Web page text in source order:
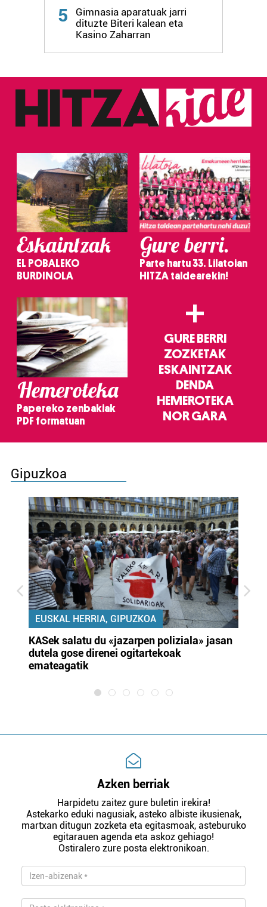
zerbitzuak hobetzeko asmoz, cookie teknologiaz
baliatzen gara. Ohar hau onartuz gero, teknologia hori
5
Gimnasia aparatuak jarri
dituzte Biteri kalean eta
Kasino Zaharran
Eskaintzak
EL POBALEKO
BURDINOLA
Gure berri.
Parte hartu 33. Lilatoian
HITZA taldearekin!
Hemeroteka
Papereko zenbakiak
PDF formatuan
+
GURE BERRI
ZOZKETAK
ESKAINTZAK
DENDA
HEMEROTEKA
NOR GARA
Gipuzkoa
EUSKAL HERRIA, GIPUZKOA
KASek salatu du «jazarpen poliziala» jasan
dutela gose direnei ogitartekoak
emateagatik
Azken berriak
Harpidetu zaitez gure buletin irekira!
Astekarko eduki nagusiak, asteko albiste ikusienak,
martxan ditugun zozketa eta egitasmoak, asteburuko
egitarauen agenda eta askoz gehiago!
Ostiralero zure posta elektronikoan.